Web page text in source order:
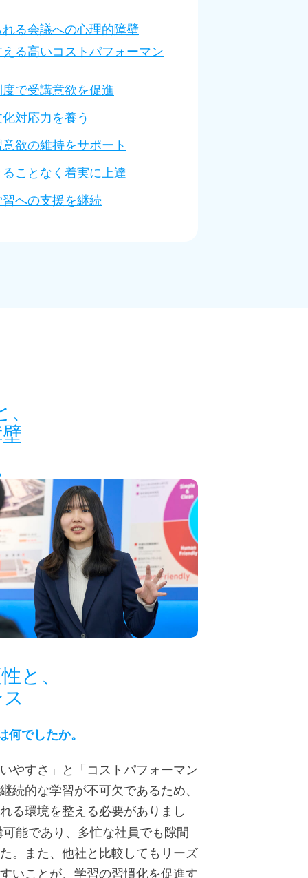
る会議への心理的障壁
る高いコストパフォーマン
で受講意欲を促進
対応力を養う
欲の維持をサポート
ことなく着実に上達
への支援を継続
と、
でしたか。
やすさ」と「コストパフォーマン
続的な学習が不可欠であるため、
る環境を整える必要がありまし
能であり、多忙な社員でも隙間
。また、他社と比較してもリーズ
いことが、学習の習慣化を促進す